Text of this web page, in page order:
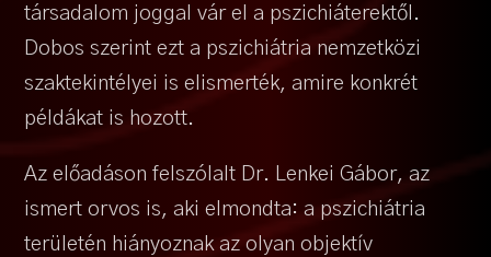
társadalom joggal vár el a pszichiáterektől.
Dobos szerint ezt a pszichiátria nemzetközi
szaktekintélyei is elismerték, amire konkrét
példákat is hozott.
Az előadáson felszólalt Dr. Lenkei Gábor, az
ismert orvos is, aki elmondta: a pszichiátria
területén hiányoznak az olyan objektív